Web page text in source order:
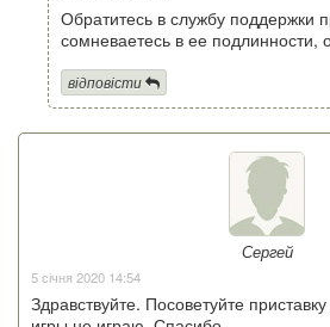
Обратитесь в службу поддержки
сомневаетесь в ее подлинности,
відповісти
Сергей
5 січня 2020 14:54
Здравствуйте. Посоветуйте